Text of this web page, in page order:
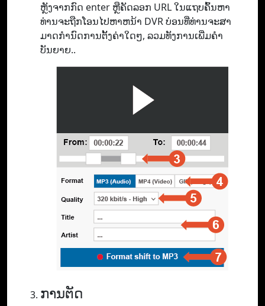
ຫຼັງຈາກກົດ enter ຫຼືຄັດລອກ URL ໃນແຖບຄົ້ນຫາ
ທ່ານຈະຖືກໂອນໄປຫາຫນ້າ DVR ບ່ອນທີ່ທ່ານຈະສາ
ມາດກໍານົດການຕັ້ງຄ່າໃດໆ, ລວມທັງການເພີ່ມຄໍາ
ບັນຍາຍ..
ການຕັດ